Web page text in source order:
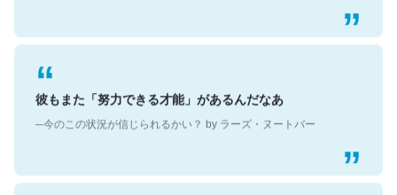
彼もまた「努力できる才能」があるんだなあ